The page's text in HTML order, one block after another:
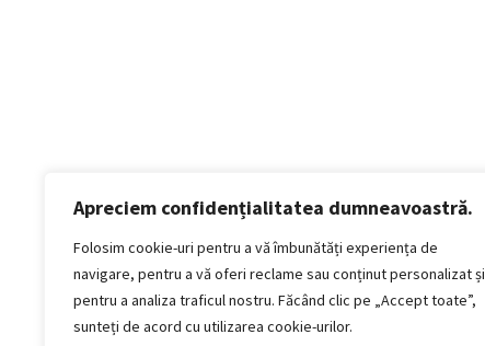
Apreciem confidențialitatea dumneavoastră.
Folosim cookie-uri pentru a vă îmbunătăți experiența de
navigare, pentru a vă oferi reclame sau conținut personalizat și
pentru a analiza traficul nostru. Făcând clic pe „Accept toate”,
sunteți de acord cu utilizarea cookie-urilor.
Politică de confidențialitate
Termeni si conditii
Politica de cookies
Politica de livrare și retur
Politica de plată